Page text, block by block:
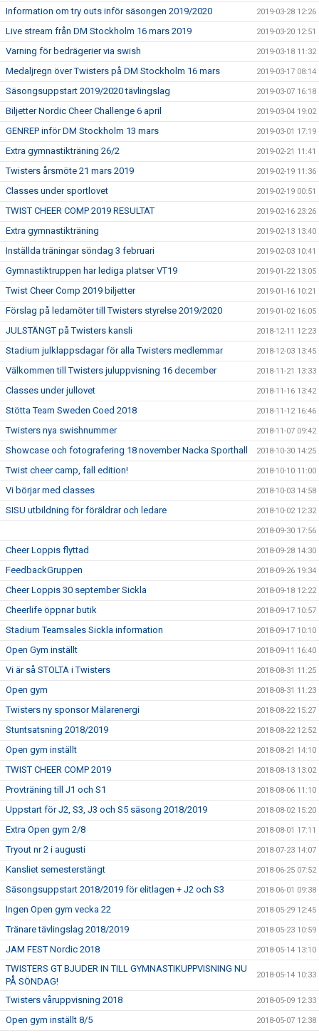
Information om try outs inför säsongen 2019/2020 2019-03-28 12:26
Live stream från DM Stockholm 16 mars 2019 2019-03-20 12:51
Varning för bedrägerier via swish 2019-03-18 11:32
Medaljregn över Twisters på DM Stockholm 16 mars 2019-03-17 08:14
Säsongsuppstart 2019/2020 tävlingslag 2019-03-07 16:18
Biljetter Nordic Cheer Challenge 6 april 2019-03-04 19:02
GENREP inför DM Stockholm 13 mars 2019-03-01 17:19
Extra gymnastikträning 26/2 2019-02-21 11:41
Twisters årsmöte 21 mars 2019 2019-02-19 11:36
Classes under sportlovet 2019-02-19 00:51
TWIST CHEER COMP 2019 RESULTAT 2019-02-16 23:26
Extra gymnastikträning 2019-02-13 13:40
Inställda träningar söndag 3 februari 2019-02-03 10:41
Gymnastiktruppen har lediga platser VT19 2019-01-22 13:05
Twist Cheer Comp 2019 biljetter 2019-01-16 10:21
Förslag på ledamöter till Twisters styrelse 2019/2020 2019-01-02 16:05
JULSTÄNGT på Twisters kansli 2018-12-11 12:23
Stadium julklappsdagar för alla Twisters medlemmar 2018-12-03 13:45
Välkommen till Twisters juluppvisning 16 december 2018-11-21 13:33
Classes under jullovet 2018-11-16 13:42
Stötta Team Sweden Coed 2018 2018-11-12 16:46
Twisters nya swishnummer 2018-11-07 09:42
Showcase och fotografering 18 november Nacka Sporthall 2018-10-30 14:25
Twist cheer camp, fall edition! 2018-10-10 11:00
Vi börjar med classes 2018-10-03 14:58
SISU utbildning för föräldrar och ledare 2018-10-02 12:32
2018-09-30 17:56
Cheer Loppis flyttad 2018-09-28 14:30
FeedbackGruppen 2018-09-26 19:34
Cheer Loppis 30 september Sickla 2018-09-18 12:22
Cheerlife öppnar butik 2018-09-17 10:57
Stadium Teamsales Sickla information 2018-09-17 10:10
Open Gym inställt 2018-09-11 16:40
Vi är så STOLTA i Twisters 2018-08-31 11:25
Open gym 2018-08-31 11:23
Twisters ny sponsor Mälarenergi 2018-08-22 15:27
Stuntsatsning 2018/2019 2018-08-22 12:52
Open gym inställt 2018-08-21 14:10
TWIST CHEER COMP 2019 2018-08-13 13:02
Provträning till J1 och S1 2018-08-06 11:10
Uppstart för J2, S3, J3 och S5 säsong 2018/2019 2018-08-02 15:20
Extra Open gym 2/8 2018-08-01 17:11
Tryout nr 2 i augusti 2018-07-23 14:07
Kansliet semesterstängt 2018-06-25 07:52
Säsongsuppstart 2018/2019 för elitlagen + J2 och S3 2018-06-01 09:38
Ingen Open gym vecka 22 2018-05-29 12:45
Tränare tävlingslag 2018/2019 2018-05-23 10:59
JAM FEST Nordic 2018 2018-05-14 13:10
TWISTERS GT BJUDER IN TILL GYMNASTIKUPPVISNING NU
PÅ SÖNDAG!
2018-05-14 10:33
Twisters våruppvisning 2018 2018-05-09 12:33
Open gym inställt 8/5 2018-05-07 12:38